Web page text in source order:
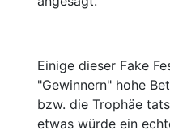
Einige dieser Fake
"Gewinnern" hohe
bzw. die Trophäe
etwas würde ein